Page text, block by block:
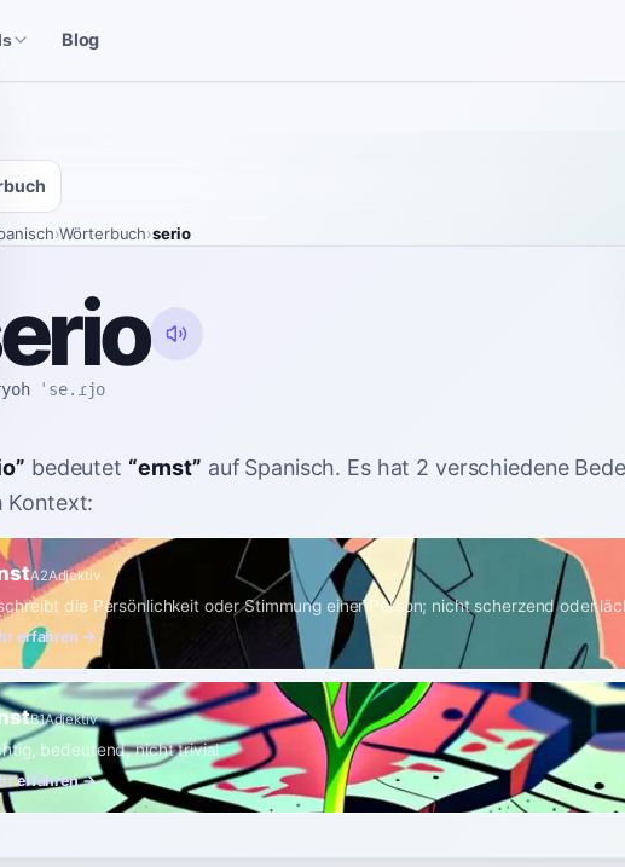
Blog
›Wörterbuch›serio
ˈse.ɾjo
” bedeutet “ernst” auf Spanisch. Es hat 2 verschiedene
Kontext:
A2Adjektiv
die Persönlichkeit oder Stimmung einer Person; nicht scherzend oder
erfahren →
B1Adjektiv
bedeutend, nicht trivial
erfahren →